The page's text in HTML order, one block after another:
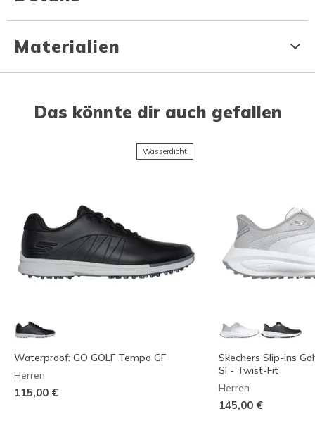
Materialien
Das könnte dir auch gefallen
Wasserdicht
Waterproof: GO GOLF Tempo GF
Herren
115,00 €
Skechers Slip-ins
SI - Twist-Fit
Herren
145,00 €